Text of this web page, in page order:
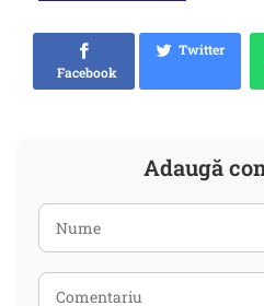
Facebook
Twitter
Adaugă